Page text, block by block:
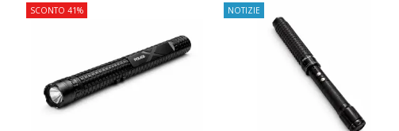
SCONTO 41% NOTIZIE